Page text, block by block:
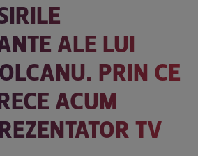
ALE LUI
PRIN CE
ACUM
TV